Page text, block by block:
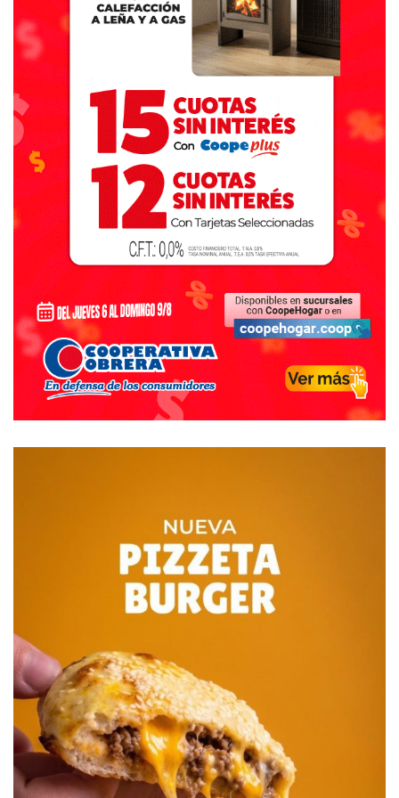
Oscar Ostoich (Capitán Sarmiento), Gustavo Walker (Pila),
Marcos Fernández (Monte Hermoso), Marcelo Skansi
(Carmen de Areco), Gustavo Cocconi (Tapalqué) y
Francisco Echarren (Castelli).
FUENTE: INFOCIELO